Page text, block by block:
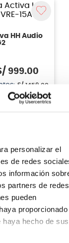
personalizar el
de redes
información
partners de redes
pueden
proporcionado
haya hecho de sus
HH Audio
999.00
S/ 1459 00
producto